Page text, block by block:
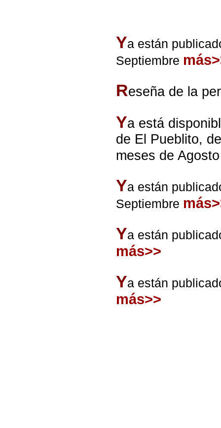
Ya están
Septiembre
Reseña de la
Ya está
de El Pueblito,
meses de
Ya están
Septiembre
Ya están
más>>
Ya están
más>>